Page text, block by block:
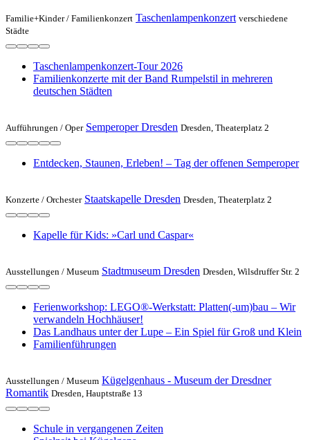
Familie+Kinder / Familienkonzert Taschenlampenkonzert verschiedene
Städte
Taschenlampenkonzert-Tour 2026
Familienkonzerte mit der Band Rumpelstil in mehreren
deutschen Städten
Aufführungen / Oper Semperoper Dresden Dresden, Theaterplatz 2
Entdecken, Staunen, Erleben! – Tag der offenen Semperoper
Konzerte / Orchester Staatskapelle Dresden Dresden, Theaterplatz 2
Kapelle für Kids: »Carl und Caspar«
Ausstellungen / Museum Stadtmuseum Dresden Dresden, Wilsdruffer Str. 2
Ferienworkshop: LEGO®-Werkstatt: Platten(-um)bau – Wir
verwandeln Hochhäuser!
Das Landhaus unter der Lupe – Ein Spiel für Groß und Klein
Familienführungen
Ausstellungen / Museum Kügelgenhaus - Museum der Dresdner
Romantik Dresden, Hauptstraße 13
Schule in vergangenen Zeiten